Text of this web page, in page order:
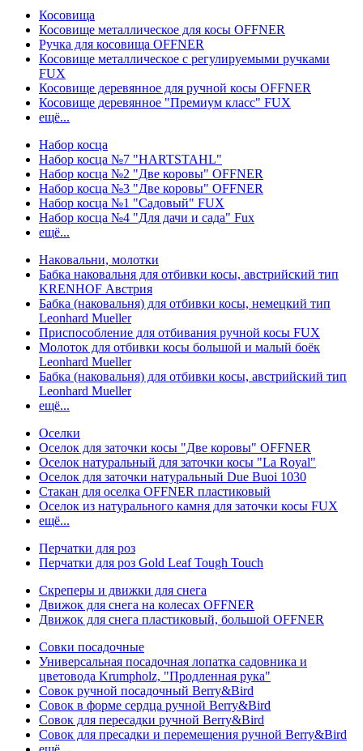
Косовища
Косовище металлическое для косы OFFNER
Ручка для косовища OFFNER
Косовище металлическое с регулируемыми ручками
FUX
Косовище деревянное для ручной косы OFFNER
Косовище деревянное "Премиум класс" FUX
ещё...
Набор косца
Набор косца №7 "HARTSTAHL"
Набор косца №2 "Две коровы" OFFNER
Набор косца №3 "Две коровы" OFFNER
Набор косца №1 "Садовый" FUX
Набор косца №4 "Для дачи и сада" Fux
ещё...
Наковальни, молотки
Бабка наковальня для отбивки косы, австрийский тип
KRENHOF Австрия
Бабка (наковальня) для отбивки косы, немецкий тип
Leonhard Mueller
Приспособление для отбивания ручной косы FUX
Молоток для отбивки косы большой и малый боёк
Leonhard Mueller
Бабка (наковальня) для отбивки косы, австрийский тип
Leonhard Mueller
ещё...
Оселки
Оселок для заточки косы "Две коровы" OFFNER
Оселок натуральный для заточки косы "La Royal"
Оселок для заточки натуральный Due Buoi 1030
Стакан для оселка OFFNER пластиковый
Оселок из натурального камня для заточки косы FUX
ещё...
Перчатки для роз
Перчатки для роз Gold Leaf Tough Touch
Скреперы и движки для снега
Движок для снега на колесах OFFNER
Движок для снега пластиковый, большой OFFNER
Совки посадочные
Универсальная посадочная лопатка садовника и
цветовода Krumpholz, "Продленная рука"
Совок ручной посадочный Berry&Bird
Совок в форме сердца ручной Berry&Bird
Совок для пересадки ручной Berry&Bird
Совок для пресадки и перемещения ручной Berry&Bird